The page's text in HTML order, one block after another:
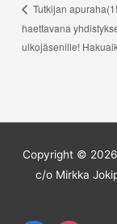
Tutkijan
haettavana
ulkojäsenille!
Copyright © 2026
c/o Mirkka